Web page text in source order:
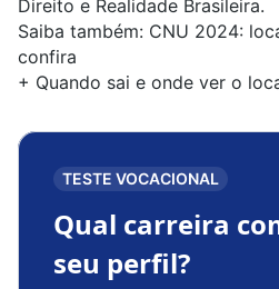
Direito e Realidade Brasileira.
Saiba também: CNU 2024:
confira
+ Quando sai e onde ver o
TESTE VOCACIONAL
Qual carreira
seu perfil?